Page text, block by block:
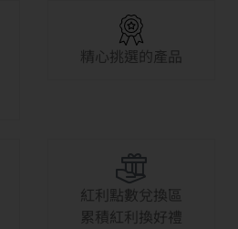
精心挑選的產品
紅利點數兌換區
累積紅利換好禮